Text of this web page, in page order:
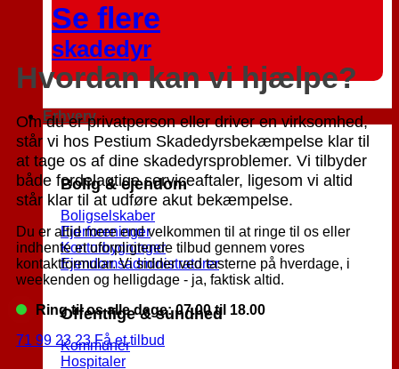
Se flere
skadedyr
Erhverv
Bolig & ejendom
Boligselskaber
Ejerforeninger
Kontorbygninger
Ejendomsadministratorer
Offentlige & sundhed
Kommuner
Hospitaler
Hvordan kan vi hjælpe?
Om du er privatperson eller driver en virksomhed,
står vi hos Pestium Skadedyrsbekæmpelse klar til
at tage os af dine skadedyrsproblemer. Vi tilbyder
både fordelagtige serviceaftaler, ligesom vi altid
står klar til at udføre akut bekæmpelse.
Du er altid mere end velkommen til at ringe til os eller
indhente et uforpligtende tilbud gennem vores
kontaktformular. Vi sidder ved tasterne på hverdage, i
weekenden og helligdage - ja, faktisk altid.
Ring til os alle dage: 07.00 til 18.00
71 99 23 23 Få et tilbud